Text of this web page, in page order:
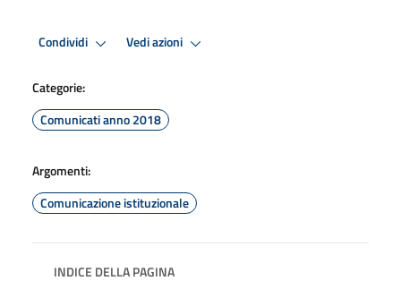
Condividi Vedi azioni
Categorie:
Comunicati anno 2018
Argomenti:
Comunicazione istituzionale
INDICE DELLA PAGINA